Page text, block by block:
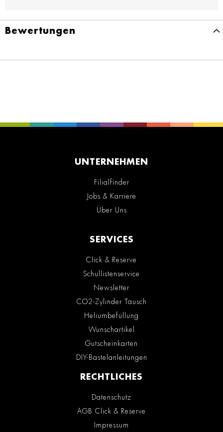
Bewertungen
UNTERNEHMEN
Filialfinder
Jobs & Karriere
Über Uns
SERVICES
Click & Reserve
Schullistenservice
Newsletter
CO2-Zylinder Tausch
Heliumbefüllung
Wunschartikel
Gutscheinkarten
DIY-Bastelanleitungen
RECHTLICHES
Datenschutz
AGB Click & Reserve
Impressum